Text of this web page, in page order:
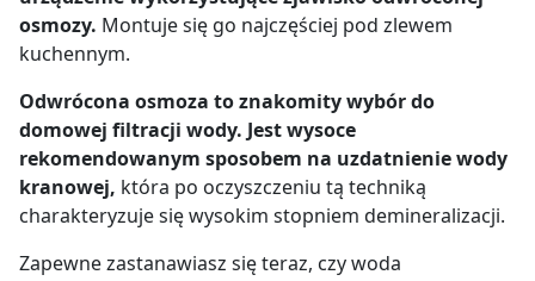
osmozy. Montuje się go najczęściej pod zlewem
kuchennym.
Odwrócona osmoza to znakomity wybór do
domowej filtracji wody. Jest wysoce
rekomendowanym sposobem na uzdatnienie wody
kranowej, która po oczyszczeniu tą techniką
charakteryzuje się wysokim stopniem demineralizacji.
Zapewne zastanawiasz się teraz, czy woda